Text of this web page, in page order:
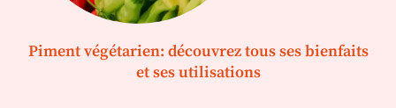
Piment végétarien: découvrez tous ses bienfaits
et ses utilisations